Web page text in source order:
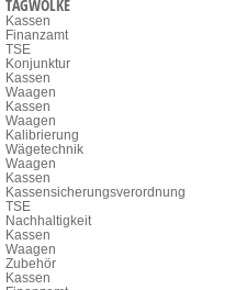
TAGWOLKE
Kassen
Finanzamt
TSE
Konjunktur
Kassen
Waagen
Kassen
Waagen
Kalibrierung
Wägetechnik
Waagen
Kassen
Kassensicherungsverordnung
TSE
Nachhaltigkeit
Kassen
Waagen
Zubehör
Kassen